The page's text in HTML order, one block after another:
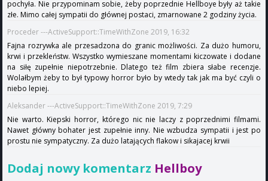
pochyła. Nie przypominam sobie, żeby poprzednie Hellboye były aż takie
złe. Mimo całej sympatii do głównej postaci, zmarnowane 2 godziny życia.
Proceder ---ActiveSupport::TimeWithZone 2019, 16:32
Fajna rozrywka ale przesadzona do granic możliwości. Za dużo humoru,
krwi i przekleństw. Wszystko wymieszane momentami kiczowate i dodane
na siłę zupełnie niepotrzebnie. Dlatego też film zbiera słabe recenzje.
Wolałbym żeby to był typowy horror było by wtedy tak jak ma być czyli o
niebo lepiej.
Aleksander ---ActiveSupport::TimeWithZone 2019, 7:29
Nie warto. Kiepski horror, którego nic nie laczy z poprzednimi filmami.
Nawet główny bohater jest zupełnie inny. Nie wzbudza sympatii i jest po
prostu nie sympatyczny. Za dużo latających flakow i sikajacej krwii
Dodaj nowy komentarz Hellboy